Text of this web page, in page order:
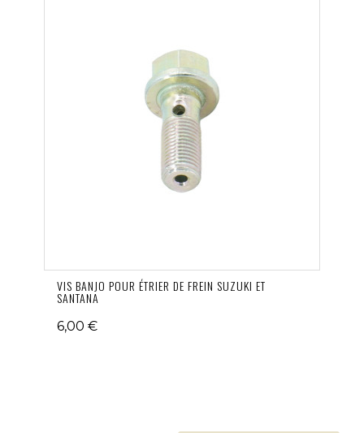
VIS BANJO POUR ÉTRIER DE FREIN SUZUKI ET
SANTANA
6,00 €